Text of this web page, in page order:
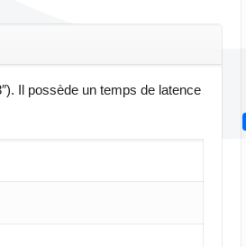
Il possède un temps de latence